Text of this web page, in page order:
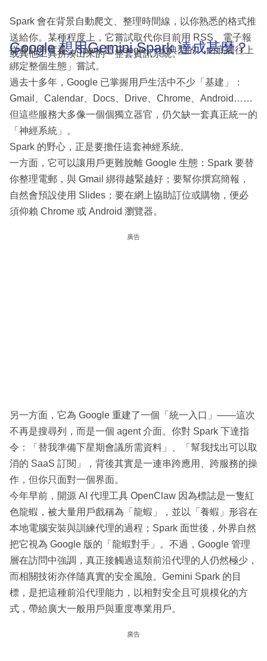
Spark 會在背景自動爬文、整理時間線，以你熟悉的格式推
送給你。某種程度上，它嘗試取代你目前用 RSS、電子報
或其他工具拼湊出來的一整套資訊系統。
Google 想用Gemini Spark 達成甚麼？
從產品角度看，Spark 是 Google 一次典型的「由底層往上
綁定整個生態」嘗試。
過去十多年，Google 已掌握用戶生活中不少「基建」：
Gmail、Calendar、Docs、Drive、Chrome、Android……
但這些服務大多像一個個獨立器官，仍欠缺一套真正統一的
「神經系統」。
Spark 的野心，正是要擔任這套神經系統。
一方面，它可以讓用戶更難脫離 Google 生態：Spark 要替
你整理電郵，與 Gmail 綁得越緊越好；要幫你撰寫簡報，
自然會預設使用 Slides；要在網上協助訂位或購物，便必
須仰賴 Chrome 或 Android 瀏覽器。
廣告
另一方面，它為 Google 重建了一個「統一入口」——這次
不再是搜尋列，而是一個 agent 介面。你對 Spark 下達指
令：「替我準備下星期會議所需資料」、「幫我找出可以取
消的 SaaS 訂閱」，背後其實是一連串跨應用、跨服務的操
作，但你只面對一個界面。
今年早前，開源 AI 代理工具 OpenClaw 因為標誌是一隻紅
色龍蝦，被大量用戶戲稱為「龍蝦」，並以「養蝦」形容在
本地電腦安裝與訓練代理的過程；Spark 面世後，外界自然
把它視為 Google 版的「龍蝦對手」。不過，Google 管理
層在訪問中強調，真正接觸過這類前沿代理的人仍然極少，
而相關技術亦伴隨真實的安全風險。Gemini Spark 的目
標，是把這種前沿代理能力，以相對安全且可規模化的方
式，帶給廣大一般用戶與重度專業用戶。
廣告